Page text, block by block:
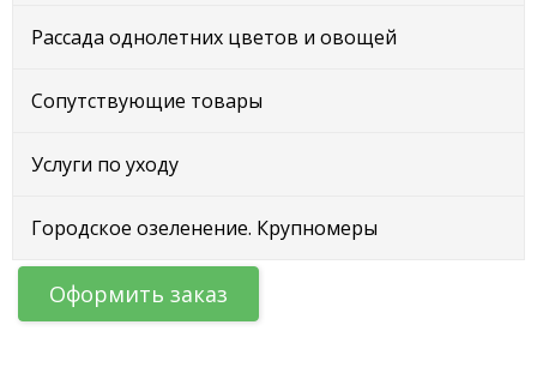
Рассада однолетних цветов и овощей
Сопутствующие товары
Услуги по уходу
Городское озеленение. Крупномеры
Оформить заказ